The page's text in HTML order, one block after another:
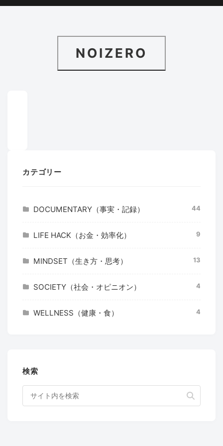
NOIZERO
カテゴリー
DOCUMENTARY（事実・記録） 44
LIFE HACK（お金・効率化） 9
MINDSET（生き方・思考） 13
SOCIETY（社会・オピニオン） 4
WELLNESS（健康・食） 4
検索